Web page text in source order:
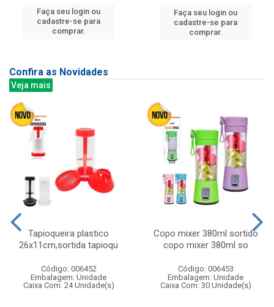
Faça seu login ou
cadastre-se para
comprar.
Faça seu login ou
cadastre-se para
comprar.
Confira as Novidades
Veja mais
Tapioqueira plastico
26x11cm,sortida tapioqu
Código: 006452
Embalagem: Unidade
Caixa Com: 24 Unidade(s)
Copo mixer 380ml sortido
copo mixer 380ml so
Código: 006453
Embalagem: Unidade
Caixa Com: 30 Unidade(s)